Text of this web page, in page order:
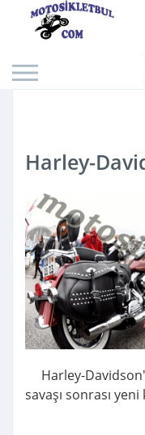
Harley-
Harley-
savaşı sonrası